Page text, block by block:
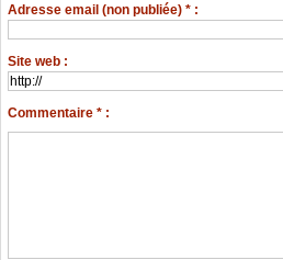
Adresse email (non publiée) * :
Site web :
Commentaire * :